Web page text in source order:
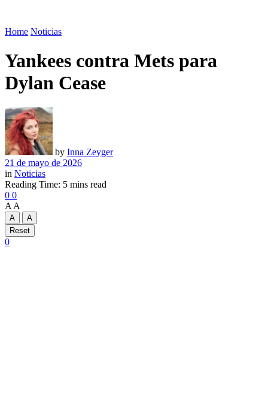
Home Noticias
Yankees contra Mets para
Dylan Cease
by Inna Zeyger
21 de mayo de 2026
in Noticias
Reading Time: 5 mins read
0 0
A A
A
A
Reset
0